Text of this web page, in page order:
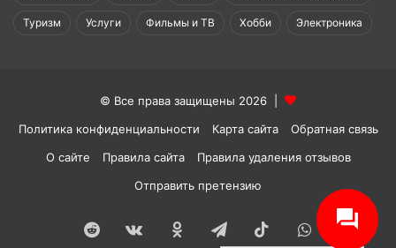
Туризм Услуги Фильмы и ТВ Хобби Электроника
© Все права защищены 2026 |
Политика конфиденциальности
Карта сайта
Обратная связь
О сайте
Правила сайта
Правила удаления отзывов
Отправить претензию
Reddit vk.comОдноклассники
TelegramTikTokWhatsApp